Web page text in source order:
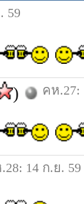
59
) คห.27:
14 ก.ย. 59